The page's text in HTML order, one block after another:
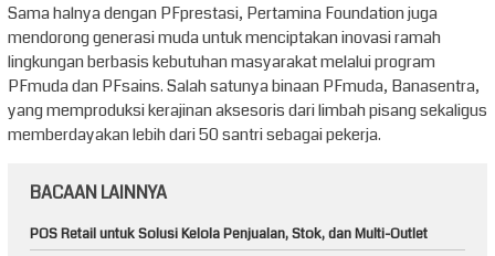
Sama halnya dengan PFprestasi, Pertamina Foundation juga
mendorong generasi muda untuk menciptakan inovasi ramah
lingkungan berbasis kebutuhan masyarakat melalui program
PFmuda dan PFsains. Salah satunya binaan PFmuda, Banasentra,
yang memproduksi kerajinan aksesoris dari limbah pisang sekaligus
memberdayakan lebih dari 50 santri sebagai pekerja.
BACAAN LAINNYA
POS Retail untuk Solusi Kelola Penjualan, Stok, dan Multi-Outlet